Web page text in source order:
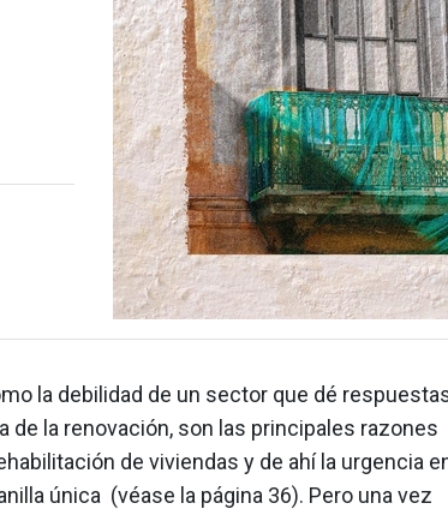
la debilidad de un sector que dé
de la renovación, son las principales razones
de viviendas y de ahí la urgencia
única (véase la página 36). Pero una vez